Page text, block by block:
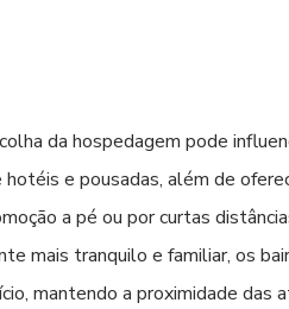
da hospedagem pode
e pousadas, além de
a pé ou por curtas
mais tranquilo e familiar, os
mantendo a proximidade das